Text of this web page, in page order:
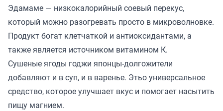
Эдамаме — низкокалорийный соевый перекус,
который можно разогревать просто в микроволновке.
Продукт богат клетчаткой и антиоксидантами, а
также является источником витамином К.
Сушеные ягоды годжи японцы-долгожители
добавляют и в суп, и в варенье. Этьо универсальное
средство, которое улучшает вкус и помогает насытить
пищу магнием.